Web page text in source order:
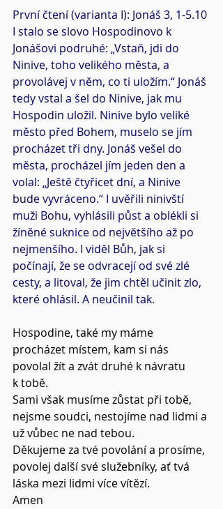
První čtení (varianta I): Jonáš 3, 1-5.10
I stalo se slovo Hospodinovo k
Jonášovi podruhé: „Vstaň, jdi do
Ninive, toho velikého města, a
provolávej v něm, co ti uložím.“ Jonáš
tedy vstal a šel do Ninive, jak mu
Hospodin uložil. Ninive bylo veliké
město před Bohem, muselo se jím
procházet tři dny. Jonáš vešel do
města, procházel jím jeden den a
volal: „Ještě čtyřicet dní, a Ninive
bude vyvráceno.“ I uvěřili ninivští
muži Bohu, vyhlásili půst a oblékli si
žíněné suknice od největšího až po
nejmenšího. I viděl Bůh, jak si
počínají, že se odvracejí od své zlé
cesty, a litoval, že jim chtěl učinit zlo,
které ohlásil. A neučinil tak.
Hospodine, také my máme
procházet místem, kam si nás
povolal žít a zvát druhé k návratu
k tobě.
Sami však musíme zůstat při tobě,
nejsme soudci, nestojíme nad lidmi a
už vůbec ne nad tebou.
Děkujeme za tvé povolání a prosíme,
povolej další své služebníky, ať tvá
láska mezi lidmi více vítězí.
Amen